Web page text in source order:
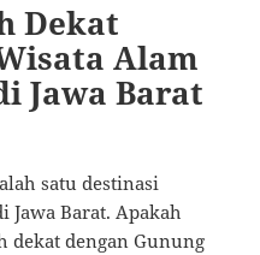
Dekat
Alam
Jawa Barat
satu destinasi
Jawa Barat. Apakah
dekat dengan Gunung